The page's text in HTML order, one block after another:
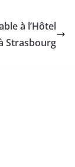
à l’Hôtel
Strasbourg